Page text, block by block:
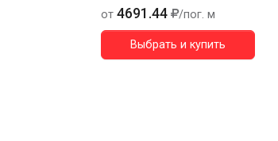
от 4691.44 /пог. м
Выбрать и купить